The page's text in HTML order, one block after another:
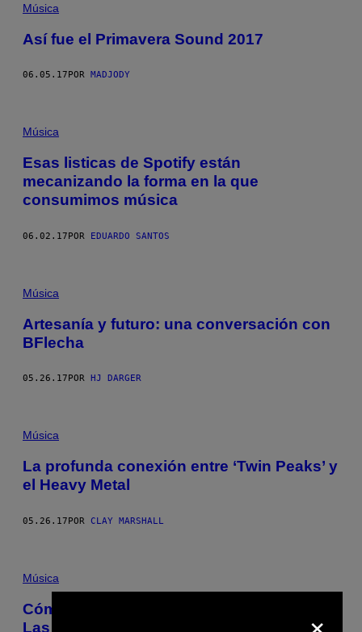
Música
Así fue el Primavera Sound 2017
06.05.17 POR MADJODY
Música
Esas listicas de Spotify están
mecanizando la forma en la que
consumimos música
06.02.17POR EDUARDO SANTOS
Música
Artesanía y futuro: una conversación con
BFlecha​
05.26.17 POR HJ DARGER
Música
La profunda conexión entre ‘Twin Peaks’ y
el Heavy Metal
05.26.17POR CLAY MARSHALL
Música
Cómo Britney revivió las residencias en
Las Vegas
×